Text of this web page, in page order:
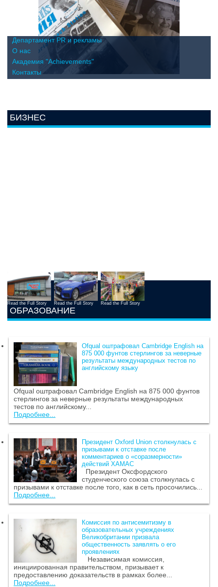
Департамент PR и рекламы
О нас
Академия "Achievements"
Контакты
БИЗНЕС
Read the Full Story Read the Full Story Read the Full Story
ОБРАЗОВАНИЕ
Ofqual оштрафовал Cambridge English на
875 000 фунтов стерлингов за неверные
результаты международных тестов по
английскому языку
Ofqual оштрафовал Cambridge English на 875 000 фунтов
стерлингов за неверные результаты международных
тестов по английскому...
Подробнее...
Президент Oxford Union столкнулась с
призывами к отставке после
комментариев о «соразмерности»
действий ХАМАС
Президент Оксфордского
студенческого союза столкнулась с
призывами к отставке после того, как в сеть просочились...
Подробнее...
Комиссия по антисемитизму в
образовательных учреждениях
Великобритании призвала
общественность заявлять о его
проявлениях
Независимая комиссия,
инициированная правительством, призывает к
предоставлению доказательств в рамках более...
Подробнее...